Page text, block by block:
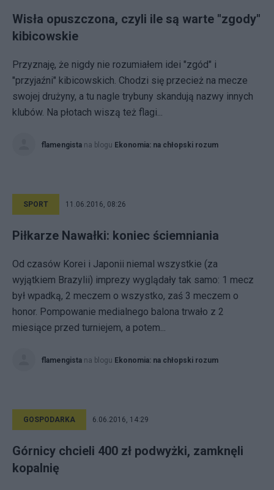
Wisła opuszczona, czyli ile są warte "zgody"
kibicowskie
Przyznaję, że nigdy nie rozumiałem idei "zgód" i
"przyjaźni" kibicowskich. Chodzi się przecież na mecze
swojej drużyny, a tu nagle trybuny skandują nazwy innych
klubów. Na płotach wiszą też flagi...
flamengista na blogu Ekonomia: na chłopski rozum
SPORT 11.06.2016, 08:26
Piłkarze Nawałki: koniec ściemniania
Od czasów Korei i Japonii niemal wszystkie (za
wyjątkiem Brazylii) imprezy wyglądały tak samo: 1 mecz
był wpadką, 2 meczem o wszystko, zaś 3 meczem o
honor. Pompowanie medialnego balona trwało z 2
miesiące przed turniejem, a potem...
flamengista na blogu Ekonomia: na chłopski rozum
GOSPODARKA 6.06.2016, 14:29
Górnicy chcieli 400 zł podwyżki, zamknęli
kopalnię